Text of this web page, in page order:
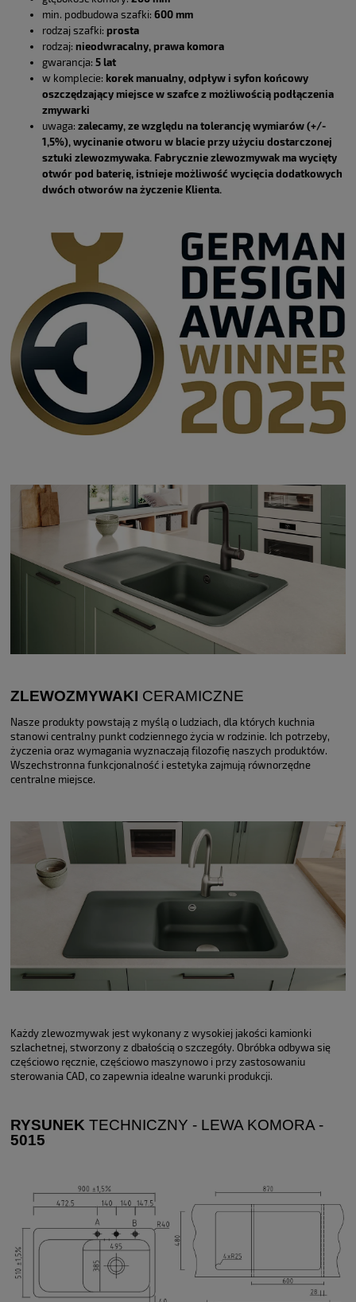
min. podbudowa szafki: 600 mm
rodzaj szafki: prosta
rodzaj: nieodwracalny, prawa komora
gwarancja: 5 lat
w komplecie: korek manualny, odpływ i syfon końcowy
oszczędzający miejsce w szafce z możliwością podłączenia
zmywarki
uwaga: zalecamy, ze względu na tolerancję wymiarów (+/-
1,5%), wycinanie otworu w blacie przy użyciu dostarczonej
sztuki zlewozmywaka. Fabrycznie zlewozmywak ma wycięty
otwór pod baterię, istnieje możliwość wycięcia dodatkowych
dwóch otworów na życzenie Klienta.
ZLEWOZMYWAKI CERAMICZNE
Nasze produkty powstają z myślą o ludziach, dla których kuchnia
stanowi centralny punkt codziennego życia w rodzinie. Ich potrzeby,
życzenia oraz wymagania wyznaczają filozofię naszych produktów.
Wszechstronna funkcjonalność i estetyka zajmują równorzędne
centralne miejsce.
Każdy zlewozmywak jest wykonany z wysokiej jakości kamionki
szlachetnej, stworzony z dbałością o szczegóły. Obróbka odbywa się
częściowo ręcznie, częściowo maszynowo i przy zastosowaniu
sterowania CAD, co zapewnia idealne warunki produkcji.
RYSUNEK TECHNICZNY - LEWA KOMORA -
5015